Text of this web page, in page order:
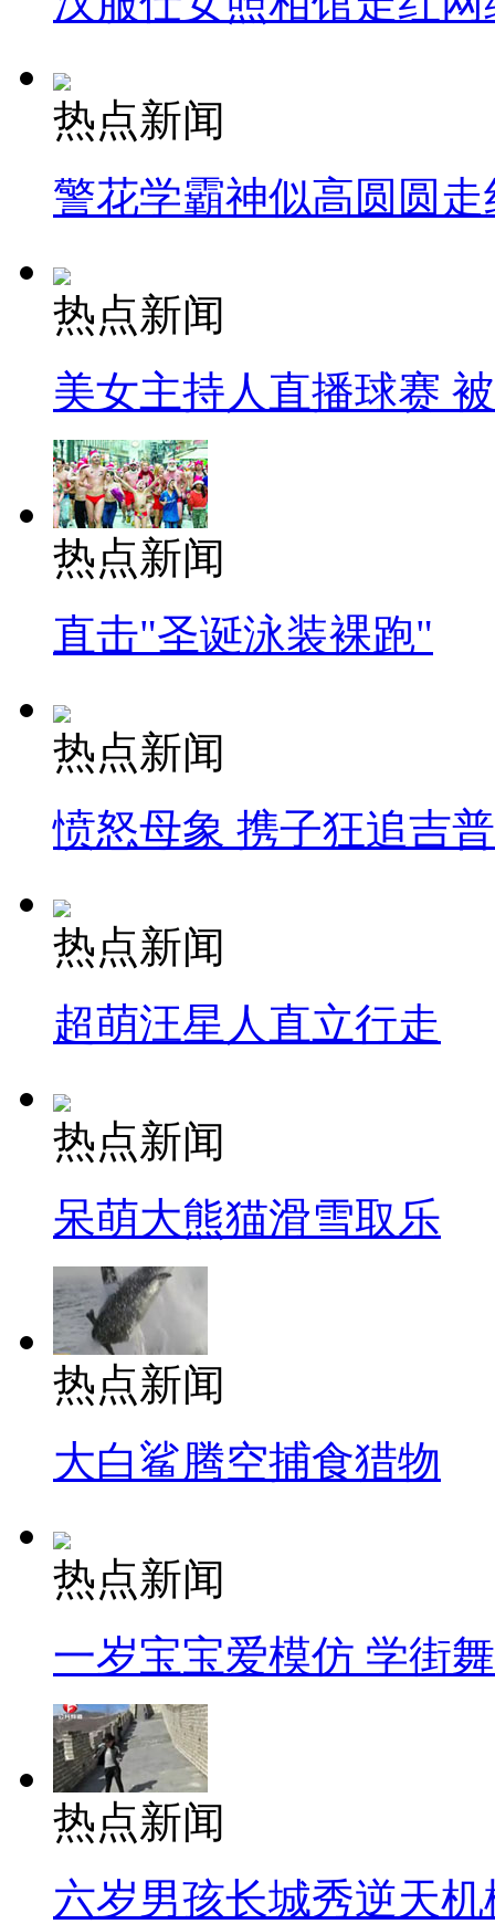
热点新闻
警花学霸神似高圆圆走
热点新闻
美女主持人直播球赛
热点新闻
直击"圣诞泳装裸跑"
热点新闻
愤怒母象 携子狂追吉
热点新闻
超萌汪星人直立行走
热点新闻
呆萌大熊猫滑雪取乐
热点新闻
大白鲨腾空捕食猎物
热点新闻
一岁宝宝爱模仿 学街
热点新闻
六岁男孩长城秀逆天机